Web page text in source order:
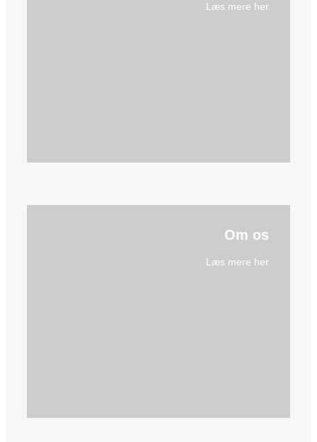
Læs mere her
Om os
Læs mere her